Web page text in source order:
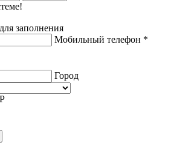
заполнения
Мобильный телефон *
Город
Р